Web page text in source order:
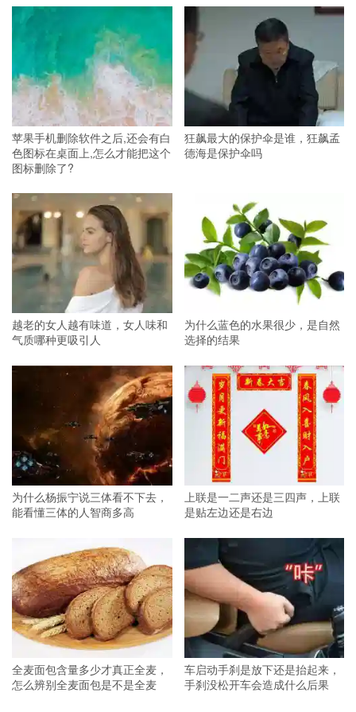
苹果手机删除软件之后,还会有白
色图标在桌面上,怎么才能把这个
图标删除了?
狂飙最大的保护伞是谁，狂飙孟
德海是保护伞吗
越老的女人越有味道，女人味和
气质哪种更吸引人
为什么蓝色的水果很少，是自然
选择的结果
为什么杨振宁说三体看不下去，
能看懂三体的人智商多高
上联是一二声还是三四声，上联
是贴左边还是右边
全麦面包含量多少才真正全麦，
怎么辨别全麦面包是不是全麦
车启动手刹是放下还是抬起来，
手刹没松开车会造成什么后果